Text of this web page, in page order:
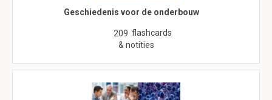
Geschiedenis voor de onderbouw
209 flashcards
& notities